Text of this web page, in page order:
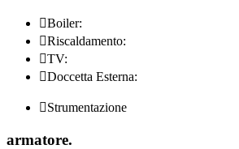
Boiler:
Riscaldamento:
TV:
Doccetta Esterna:
Strumentazione
armatore.